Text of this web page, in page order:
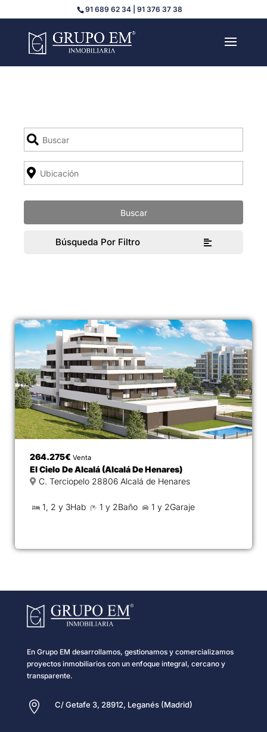
91 689 62 34 | 91 376 37 38
Búsqueda Por Filtro
264.275€ Venta
El Cielo De Alcalá (Alcalá De Henares)
C. Terciopelo 28806 Alcalá de Henares
1, 2 y 3Hab 1 y 2Baño 1 y 2Garaje
En Grupo EM desarrollamos, gestionamos y comercializamos
proyectos inmobiliarios con un enfoque integral, cercano y
transparente.
 C/ Getafe 3, 28912, Leganés (Madrid)